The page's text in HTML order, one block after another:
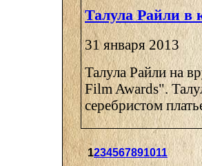
Талула Райли в
31 января 2013
Талула Райли на
Film Awards".
серебристом
1234567891011